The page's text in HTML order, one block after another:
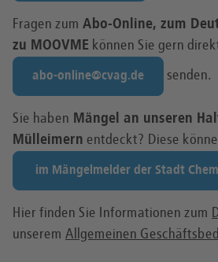
Fragen zum Abo-Online, zum
zu MOOVME können Sie gern
abo-online@cvag.de senden.
Sie haben Mängel an unseren
Mülleimern entdeckt? Diese
im Mängelmelder der Stadt
Hier finden Sie Informationen zum
unserem Allgemeinen